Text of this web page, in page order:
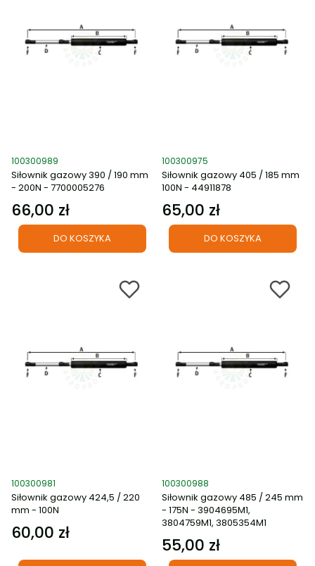
Kod produktu
100300989
Siłownik gazowy 390 / 190 mm
- 200N - 7700005276
Cena
66,00 zł
DO KOSZYKA
Kod produktu
100300975
Siłownik gazowy 405 / 185 mm
100N - 44911878
Cena
65,00 zł
DO KOSZYKA
Kod produktu
100300981
Siłownik gazowy 424,5 / 220
mm - 100N
Cena
60,00 zł
Kod produktu
100300988
Siłownik gazowy 485 / 245 mm
- 175N - 3904695M1,
3804759M1, 3805354M1
Cena
55,00 zł